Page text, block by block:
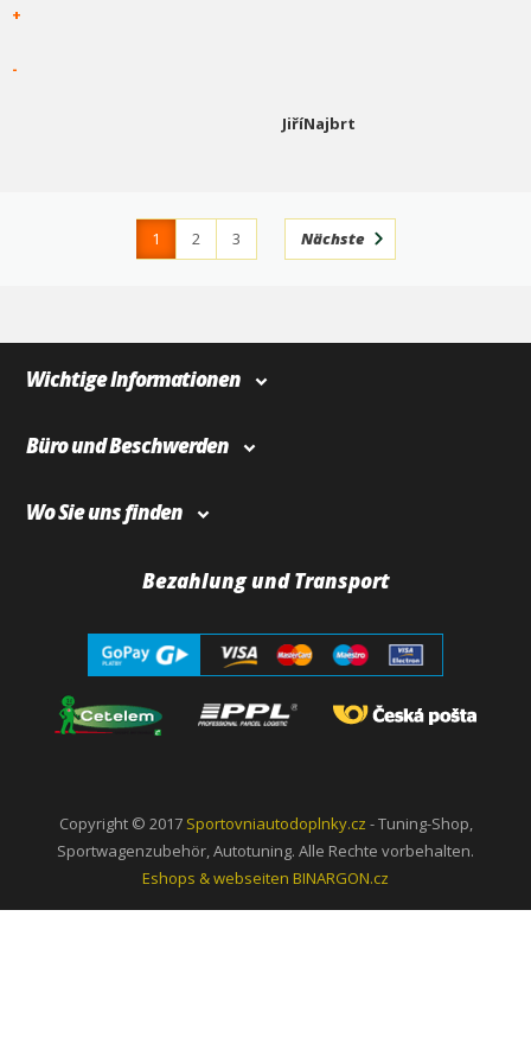
+
-
JiříNajbrt
1 2
3
Nächste
Wichtige Informationen
Büro und Beschwerden
Wo Sie uns finden
Bezahlung und Transport
Copyright © 2017 Sportovniautodoplnky.cz - Tuning-Shop,
Sportwagenzubehör, Autotuning. Alle Rechte vorbehalten.
Eshops & webseiten BINARGON.cz